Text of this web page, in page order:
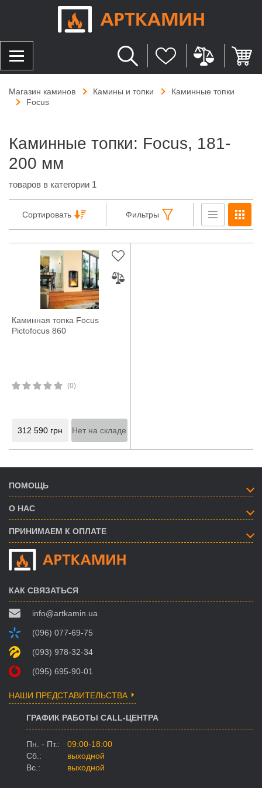
Магазин каминов Камины и топки
Каминные топки
Focus
Каминные топки: Focus, 181-
200 мм
товаров в категории 1
Сортировать Фильтры
Каминная топка Focus
Pictofocus 860
(0)
312 590 грн Нет на складе
ПОМОЩЬ
О НАС
ПРИНИМАЕМ К ОПЛАТЕ
КАК СВЯЗАТЬСЯ
info@artkamin.ua
(096) 077-69-75
(093) 978-32-34
(095) 695-90-01
НАШИ ПРЕДСТАВИТЕЛЬСТВА
ГРАФИК РАБОТЫ CALL-ЦЕНТРА
Пн. - Пт.:
09:00-18:00
Сб.:
выходной
Вс.:
выходной